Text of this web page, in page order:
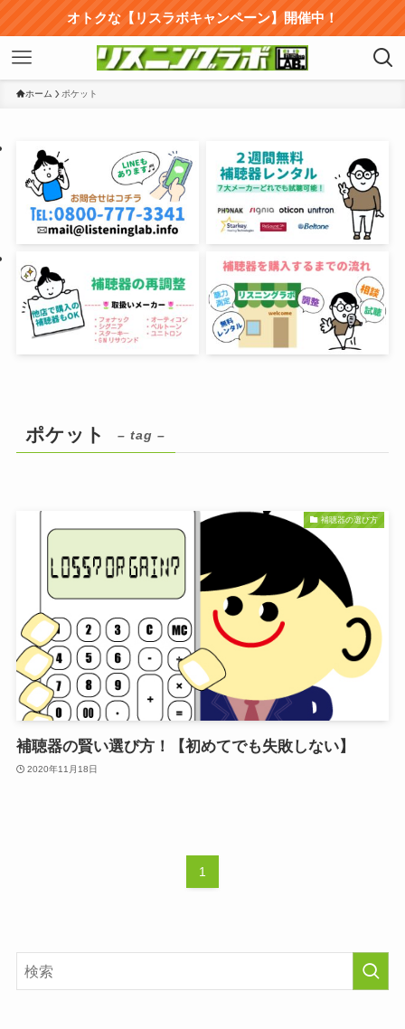
オトクな【リスラボキャンペーン】開催中！
ホーム ポケット
ポケット – tag –
補聴器の選び方
補聴器の賢い選び方！【初めてでも失敗しない】
2020年11月18日
1